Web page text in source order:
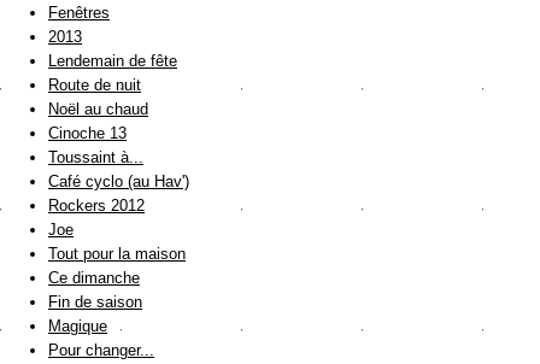
Fenêtres
2013
Lendemain de fête
Route de nuit
Noël au chaud
Cinoche 13
Toussaint à...
Café cyclo (au Hav')
Rockers 2012
Joe
Tout pour la maison
Ce dimanche
Fin de saison
Magique
Pour changer...